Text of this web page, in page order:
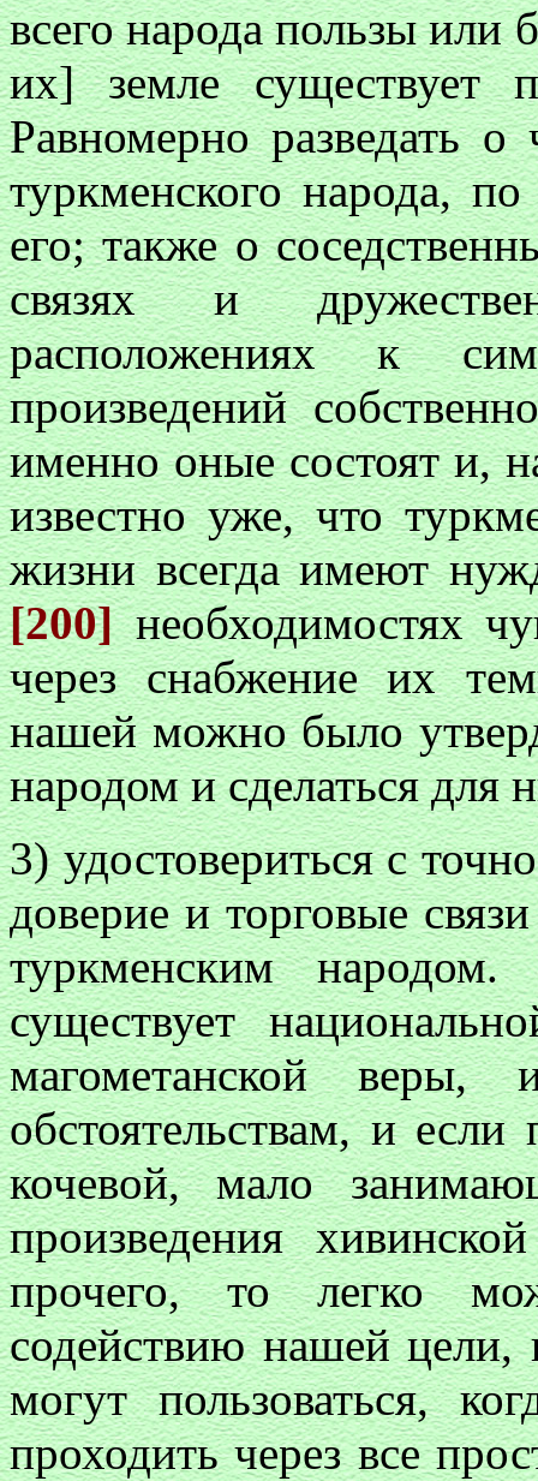
всего народа пользы или
их] земле существует
Равномерно разведать о
туркменского народа,
его; также о
связях и
расположениях к
произведений
именно оные состоят и,
известно уже, что
жизни всегда имеют
[200]необходимостях
через снабжение их
нашей можно было
народом и сделаться
3) удостовериться с
доверие и торговые
туркменским
существует
магометанской
обстоятельствам, и
кочевой, мало
произведения
прочего, то легко
содействию нашей
могут пользоваться,
проходить через все